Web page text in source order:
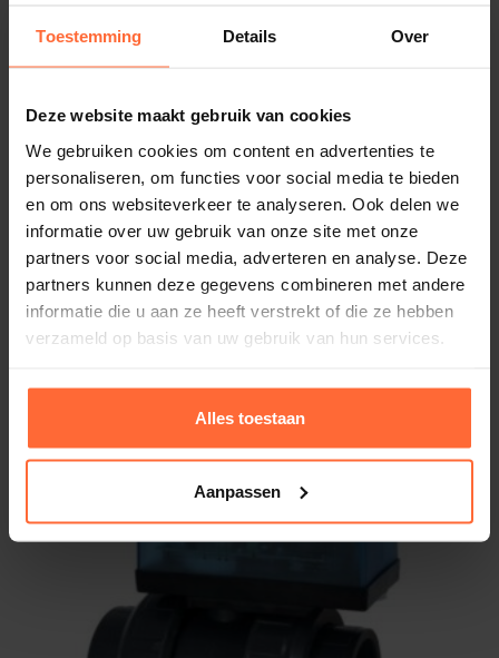
Toestemming Details Over
Deze website maakt gebruik van cookies
We gebruiken cookies om content en advertenties te
personaliseren, om functies voor social media te bieden
en om ons websiteverkeer te analyseren. Ook delen we
informatie over uw gebruik van onze site met onze
partners voor social media, adverteren en analyse. Deze
partners kunnen deze gegevens combineren met andere
informatie die u aan ze heeft verstrekt of die ze hebben
verzameld op basis van uw gebruik van hun services.
Alles toestaan
Aanpassen
2-Weg kogelkraan 63 mm met servomotor
628,95 Op voorraad